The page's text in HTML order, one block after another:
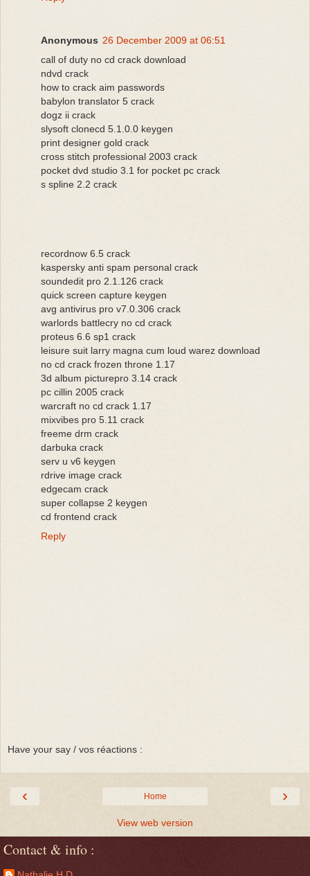
Anonymous 26 December 2009 at 06:51
call of duty no cd crack download
ndvd crack
how to crack aim passwords
babylon translator 5 crack
dogz ii crack
slysoft clonecd 5.1.0.0 keygen
print designer gold crack
cross stitch professional 2003 crack
pocket dvd studio 3.1 for pocket pc crack
s spline 2.2 crack
recordnow 6.5 crack
kaspersky anti spam personal crack
soundedit pro 2.1.126 crack
quick screen capture keygen
avg antivirus pro v7.0.306 crack
warlords battlecry no cd crack
proteus 6.6 sp1 crack
leisure suit larry magna cum loud warez download
no cd crack frozen throne 1.17
3d album picturepro 3.14 crack
pc cillin 2005 crack
warcraft no cd crack 1.17
mixvibes pro 5.11 crack
freeme drm crack
darbuka crack
serv u v6 keygen
rdrive image crack
edgecam crack
super collapse 2 keygen
cd frontend crack
Reply
Have your say / vos réactions :
‹ ›
Home
View web version
Contact & info :